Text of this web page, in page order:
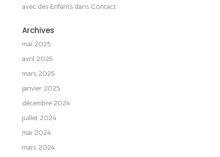
avec des Enfantsdans Contact
Archives
mai 2025
avril 2025
mars 2025
janvier 2025
décembre 2024
juillet 2024
mai 2024
mars 2024